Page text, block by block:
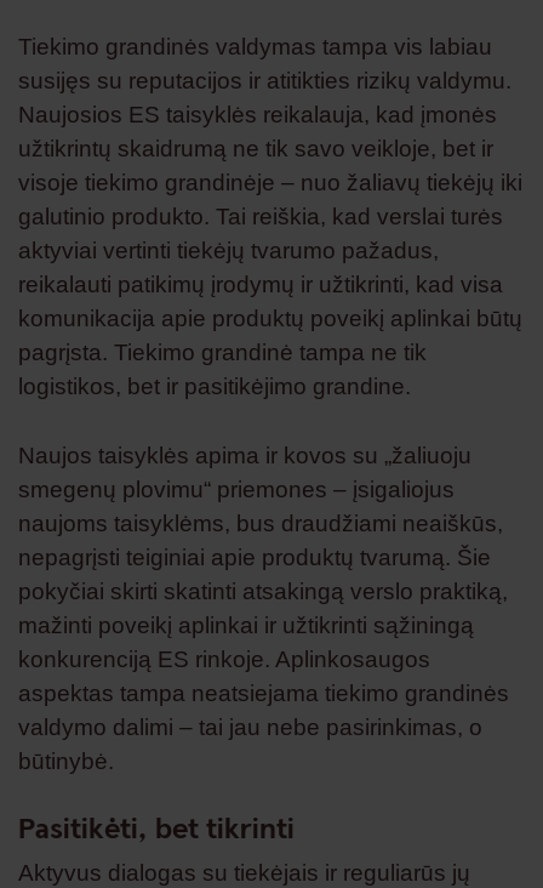
Tiekimo grandinės valdymas tampa vis labiau
susijęs su reputacijos ir atitikties rizikų valdymu.
Naujosios ES taisyklės reikalauja, kad įmonės
užtikrintų skaidrumą ne tik savo veikloje, bet ir
visoje tiekimo grandinėje – nuo žaliavų tiekėjų iki
galutinio produkto. Tai reiškia, kad verslai turės
aktyviai vertinti tiekėjų tvarumo pažadus,
reikalauti patikimų įrodymų ir užtikrinti, kad visa
komunikacija apie produktų poveikį aplinkai būtų
pagrįsta. Tiekimo grandinė tampa ne tik
logistikos, bet ir pasitikėjimo grandine.
Naujos taisyklės apima ir kovos su „žaliuoju
smegenų plovimu“ priemones – įsigaliojus
naujoms taisyklėms, bus draudžiami neaiškūs,
nepagrįsti teiginiai apie produktų tvarumą. Šie
pokyčiai skirti skatinti atsakingą verslo praktiką,
mažinti poveikį aplinkai ir užtikrinti sąžiningą
konkurenciją ES rinkoje. Aplinkosaugos
aspektas tampa neatsiejama tiekimo grandinės
valdymo dalimi – tai jau nebe pasirinkimas, o
būtinybė.
Pasitikėti, bet tikrinti
Aktyvus dialogas su tiekėjais ir reguliarūs jų